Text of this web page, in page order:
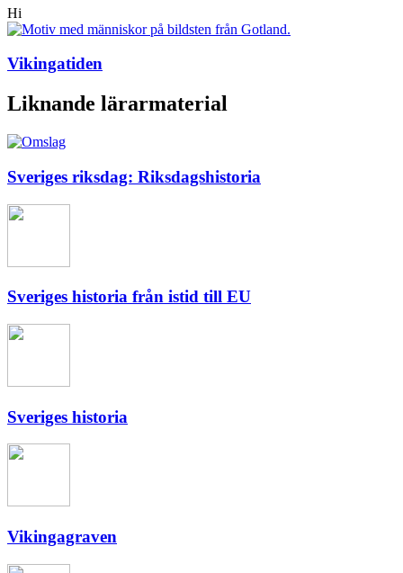
Hi
Vikingatiden
Liknande lärarmaterial
Sveriges riksdag: Riksdagshistoria
Sveriges historia från istid till EU
Sveriges historia
Vikingagraven